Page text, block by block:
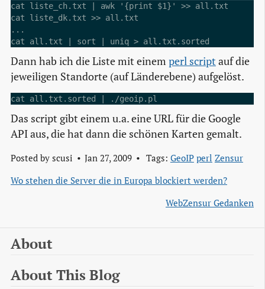
cat liste_ch.txt | awk '{print $1}' >> all.txt
cat liste_dk.txt >> all.txt
...
Dann hab ich die Liste mit einem perl scriptauf die
jeweiligen Standorte (auf Länderebene) aufgelöst.
Das script gibt einem u.a. eine URL für die Google
API aus, die hat dann die schönen Karten gemalt.
Posted by scusi Jan 27, 2009 Tags: GeoIP perl Zensur
Wo stehen die Server die in Europa blockiert werden?
WebZensur Gedanken
About
About This Blog